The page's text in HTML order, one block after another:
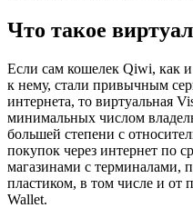
Что такое
Если сам кошелек Qiwi, как и
к нему, стали привычным
интернета, то виртуальная
минимальных числом
большей степени с
покупок через интернет по
магазинами с
пластиком, в том числе и от
Wallet.